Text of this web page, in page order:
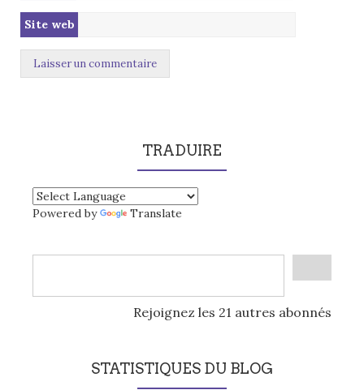
Site web
TRADUIRE
Powered by Translate
Rejoignez les 21 autres abonnés
STATISTIQUES DU BLOG